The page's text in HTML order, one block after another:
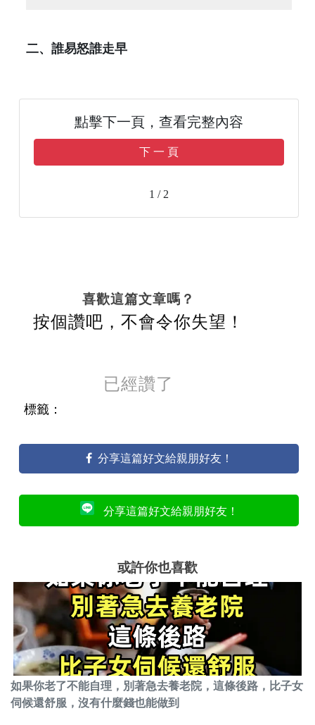
二、誰易怒誰走早
點擊下一頁，查看完整內容
下 一 頁
1 / 2
喜歡這篇文章嗎？
按個讚吧，不會令你失望！
已經讚了
標籤：
分享這篇好文給親朋好友！
分享這篇好文給親朋好友！
或許你也喜歡
如果你老了不能自理，別著急去養老院，這條後路，比子女
伺候還舒服，沒有什麼錢也能做到